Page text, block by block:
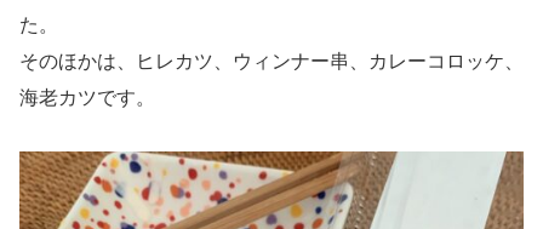
た。
そのほかは、ヒレカツ、ウィンナー串、カレーコロッケ、
海老カツです。